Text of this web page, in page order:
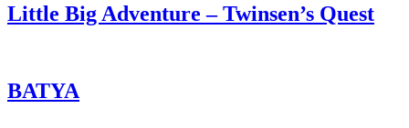
Little Big Adventure – Twinsen’s Quest
BATYA